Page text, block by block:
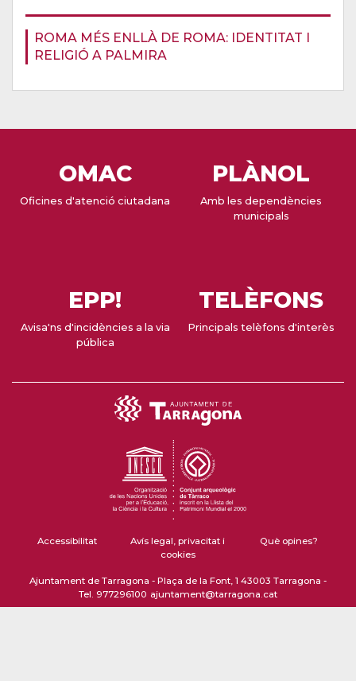
ROMA MÉS ENLLÀ DE ROMA: IDENTITAT I
RELIGIÓ A PALMIRA
OMAC
Oficines d'atenció ciutadana
PLÀNOL
Amb les dependències
municipals
EPP!
Avisa'ns d'incidències a la via
pública
TELÈFONS
Principals telèfons d'interès
Accessibilitat
Avís legal, privacitat i
cookies
Què opines?
Ajuntament de Tarragona - Plaça de la Font, 1 43003 Tarragona -
Tel. 977296100 ajuntament@tarragona.cat